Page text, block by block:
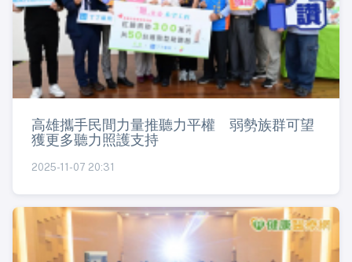
高雄攜手民間力量推聽力平權 弱勢族群可望
獲更多聽力照護支持
2025-11-07 20:31